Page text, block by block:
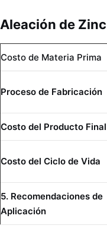
Aleación de Zinc
Costo de Materia Prima
Proceso de Fabricación
Costo del Producto Final
Costo del Ciclo de Vida
5. Recomendaciones de
Aplicación